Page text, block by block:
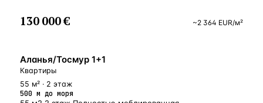
130 000 € ~2 364 EUR/м²
У МОРЯ
Аланья/Тосмур 1+1
Квартиры
55 м² · 2 этаж
500 м до моря